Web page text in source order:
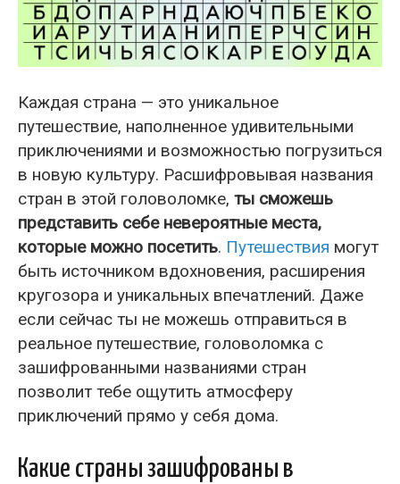
Каждая страна — это уникальное
путешествие, наполненное удивительными
приключениями и возможностью погрузиться
в новую культуру. Расшифровывая названия
стран в этой головоломке, ты сможешь
представить себе невероятные места,
которые можно посетить. Путешествия могут
быть источником вдохновения, расширения
кругозора и уникальных впечатлений. Даже
если сейчас ты не можешь отправиться в
реальное путешествие, головоломка с
зашифрованными названиями стран
позволит тебе ощутить атмосферу
приключений прямо у себя дома.
Какие страны зашифрованы в